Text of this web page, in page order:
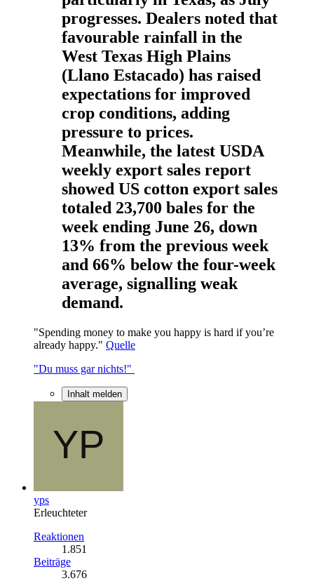
progresses. Dealers noted that
favourable rainfall in the
West Texas High Plains
(Llano Estacado) has raised
expectations for improved
crop conditions, adding
pressure to prices.
Meanwhile, the latest USDA
weekly export sales report
showed US cotton export sales
totaled 23,700 bales for the
week ending June 26, down
13% from the previous week
and 66% below the four-week
average, signalling weak
demand.
"Spending money to make you happy is hard if you’re
already happy." Quelle
"Du muss gar nichts!"
Inhalt melden
yps
Erleuchteter
Reaktionen
1.851
Beiträge
3.676